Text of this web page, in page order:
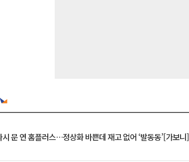
시 문 연 홈플러스…정상화 바쁜데 재고 없어 ‘발동동’[가보니]